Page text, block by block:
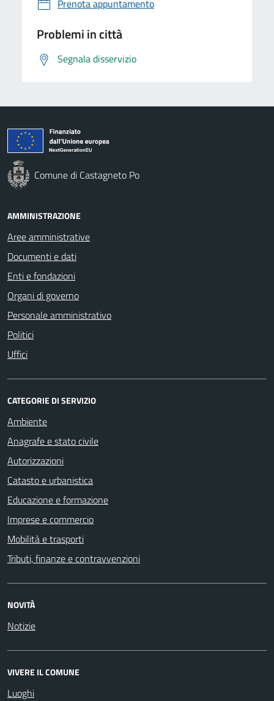
Prenota appuntamento
Problemi in città
Segnala disservizio
Comune di Castagneto Po
AMMINISTRAZIONE
Aree amministrative
Documenti e dati
Enti e fondazioni
Organi di governo
Personale amministrativo
Politici
Uffici
CATEGORIE DI SERVIZIO
Ambiente
Anagrafe e stato civile
Autorizzazioni
Catasto e urbanistica
Educazione e formazione
Imprese e commercio
Mobilità e trasporti
Tributi, finanze e contravvenzioni
NOVITÀ
Notizie
VIVERE IL COMUNE
Luoghi